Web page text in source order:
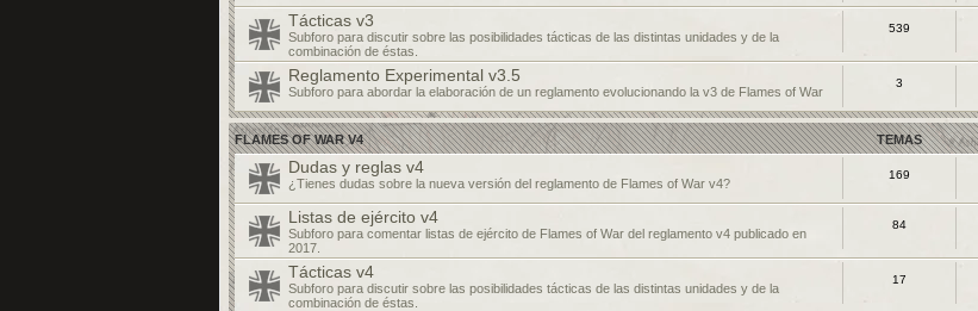
Tácticas v3
Subforo para discutir sobre las posibilidades tácticas de las distintas unidades y de la
combinación de éstas.
539
Reglamento Experimental v3.5
Subforo para abordar la elaboración de un reglamento evolucionando la v3 de Flames of War
3
FLAMES OF WAR V4 TEMAS
Dudas y reglas v4
¿Tienes dudas sobre la nueva versión del reglamento de Flames of War v4?
169
Listas de ejército v4
Subforo para comentar listas de ejército de Flames of War del reglamento v4 publicado en
2017.
84
Tácticas v4
Subforo para discutir sobre las posibilidades tácticas de las distintas unidades y de la
combinación de éstas.
17